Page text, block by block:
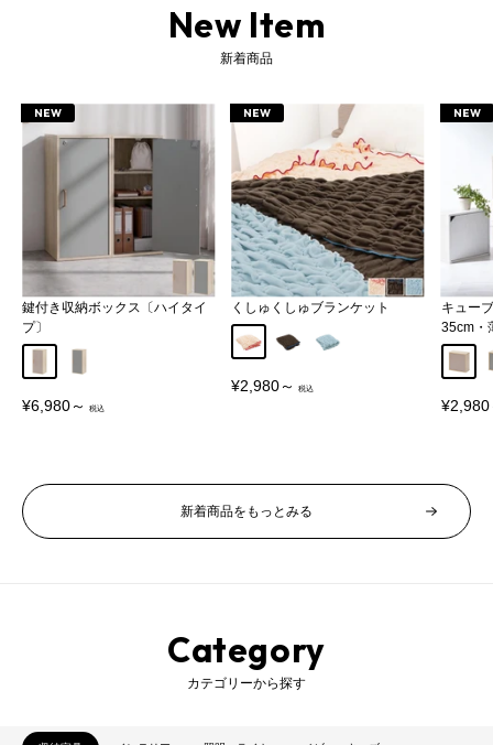
New Item
新着商品
NEW
鍵付き収納ボックス〔ハイタイ
プ〕
販
¥6,980～
NEW
くしゅくしゅブランケット
アイボリーブラウン
ブルー
販
¥2,980～
NEW
キュー
35cm・
販
¥2,980
新着商品をもっとみる
Category
カテゴリーから探す